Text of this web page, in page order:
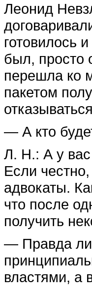
Леонид
готовилось
был, просто
перешла ко
пакетом
— А кто
Л. Н.: А у вас
Если
адвокаты.
что после
получить
— Правда
властями, а